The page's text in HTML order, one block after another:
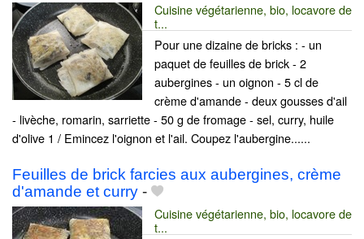
Cuisine végétarienne, bio, locavore de
t...
Pour une dizaine de bricks : - un
paquet de feuilles de brick - 2
aubergines - un oignon - 5 cl de
crème d'amande - deux gousses d'ail
- livèche, romarin, sarriette - 50 g de fromage - sel, curry, huile
d'olive 1 / Emincez l'oignon et l'ail. Coupez l'aubergine......
Feuilles de brick farcies aux aubergines, crème
d'amande et curry -
Cuisine végétarienne, bio, locavore de
t...